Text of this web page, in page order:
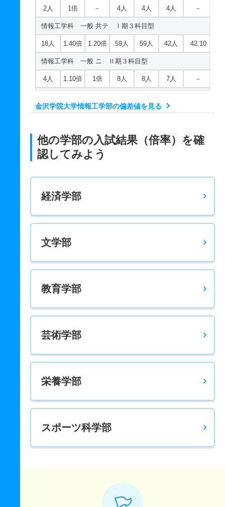
2人 1倍 － 4人 4人 4人 －
情報工学科 一般 共テ Ⅰ期３科目型
18人 1.40倍 1.20倍 59人 59人 42人 42.10
情報工学科 一般 ニ Ⅱ期３科目型
4人 1.10倍 1倍 8人 8人 7人 －
2人 2倍 － 2人 2人 1人 －
25人 1.20倍 1倍
情報工学科 推薦 女子特別推薦
10人 1.20倍 1倍 24人 24人 20人 －
情報工学科 推薦 専門総合学科推薦
金沢学院大学情報工学部の偏差値を見る
他の学部の入試結果（倍率）を確
認してみよう
経済学部
文学部
教育学部
芸術学部
栄養学部
スポーツ科学部